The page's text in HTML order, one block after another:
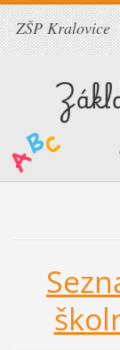
ZŠP Kralovice